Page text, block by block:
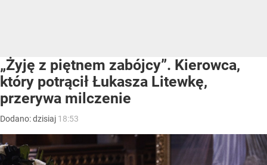
„Żyję z piętnem zabójcy”. Kierowca,
który potrącił Łukasza Litewkę,
przerywa milczenie
Dodano:dzisiaj 18:53